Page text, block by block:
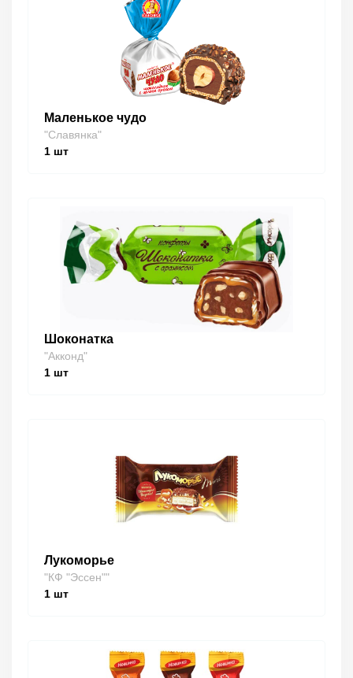
Маленькое чудо
"Славянка"
1 шт
Шоконатка
"Акконд"
1 шт
Лукоморье
"КФ "Эссен""
1 шт